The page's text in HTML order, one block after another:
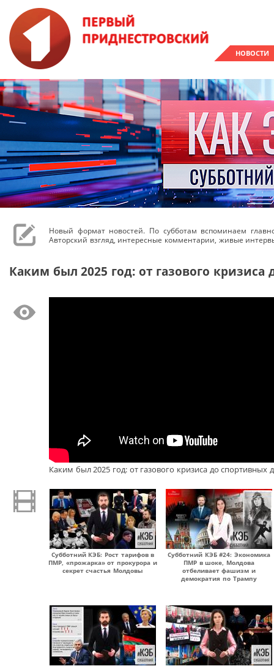
НОВОСТИ
Новый формат новостей. По субботам вспоминаем
Авторский взгляд, интересные комментарии, живые
Каким был 2025 год: от газового
Каким был 2025 год: от газового кризиса до спортивных
Субботний КЭБ: Рост тарифов в
ПМР, «прожарка» от прокурора и
секрет счастья Молдовы
Субботний КЭБ #24: Экономика
ПМР в шоке, Молдова
отбеливает фашизм и
демократия по Трампу